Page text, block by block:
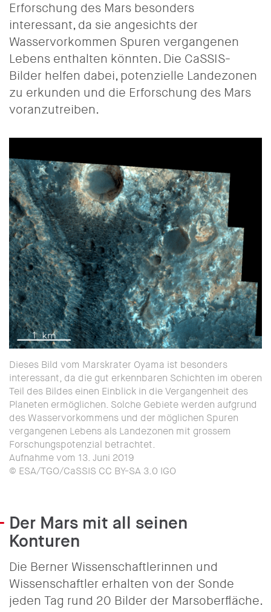
Erforschung des Mars besonders
interessant, da sie angesichts der
Wasservorkommen Spuren vergangenen
Lebens enthalten könnten. Die CaSSIS-
Bilder helfen dabei, potenzielle Landezonen
zu erkunden und die Erforschung des Mars
voranzutreiben.
Dieses Bild vom Marskrater Oyama ist besonders
interessant, da die gut erkennbaren Schichten im oberen
Teil des Bildes einen Einblick in die Vergangenheit des
Planeten ermöglichen. Solche Gebiete werden aufgrund
des Wasservorkommens und der möglichen Spuren
vergangenen Lebens als Landezonen mit grossem
Forschungspotenzial betrachtet.
Aufnahme vom 13. Juni 2019
© ESA/TGO/CaSSIS CC BY-SA 3.0 IGO
Der Mars mit all seinen
Konturen
Die Berner Wissenschaftlerinnen und
Wissenschaftler erhalten von der Sonde
jeden Tag rund 20 Bilder der Marsoberfläche.